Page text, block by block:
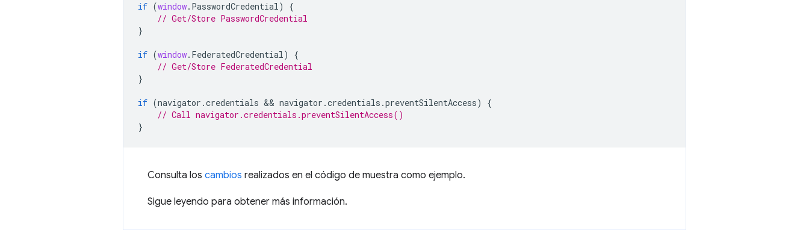
if (window. PasswordCredential)
{
// Get/Store PasswordCredential
}
if (window. FederatedCredential)
{
// Get/Store FederatedCredential
}
if (navigator .credentials && navigator .credentials .preventSilentAccess)
{
// Call navigator.credentials.preventSilentAccess()
}
Consulta los cambios realizados en el código de muestra como ejemplo.
Sigue leyendo para obtener más información.